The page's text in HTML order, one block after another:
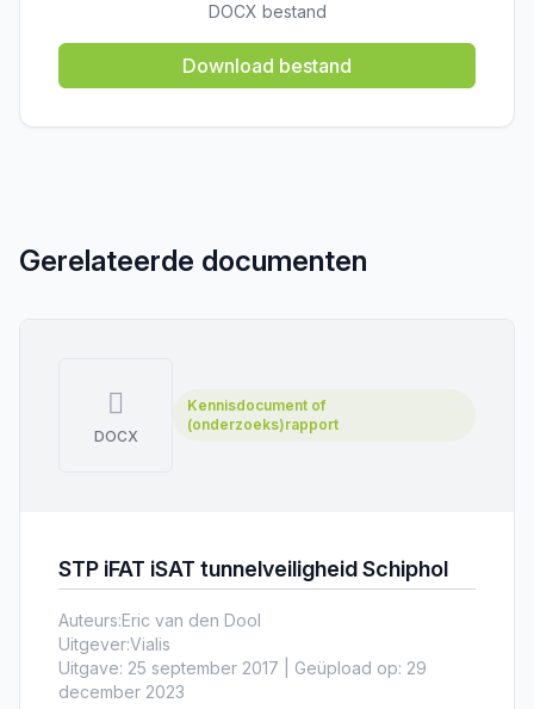
DOCX bestand
Download bestand
Gerelateerde documenten
DOCX
Kennisdocument of
(onderzoeks)rapport
STP iFAT iSAT tunnelveiligheid Schiphol
Auteurs:Eric van den Dool
Uitgever:Vialis
Uitgave: 25 september 2017 | Geüpload op: 29
december 2023